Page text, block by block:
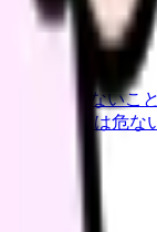
、分からないこ
せん。これは危